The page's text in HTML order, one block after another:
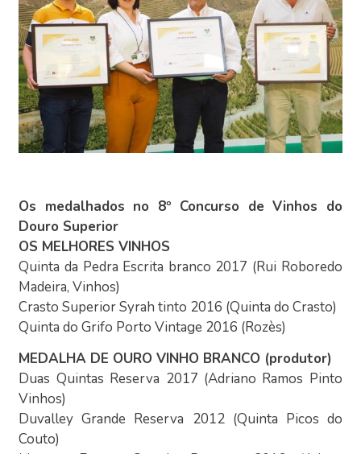
Os medalhados no 8º Concurso de Vinhos do
Douro Superior
OS MELHORES VINHOS
Quinta da Pedra Escrita branco 2017 (Rui Roboredo
Madeira, Vinhos)
Crasto Superior Syrah tinto 2016 (Quinta do Crasto)
Quinta do Grifo Porto Vintage 2016 (Rozès)
MEDALHA DE OURO VINHO BRANCO (produtor)
Duas Quintas Reserva 2017 (Adriano Ramos Pinto
Vinhos)
Duvalley Grande Reserva 2012 (Quinta Picos do
Couto)